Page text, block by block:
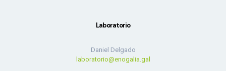
Laboratorio
Daniel Delgado
laboratorio@enogalia.gal